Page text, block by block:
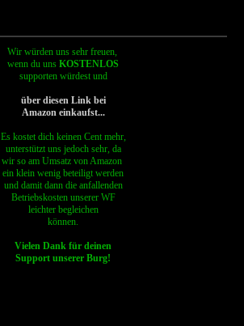
Wir würden uns sehr freuen,
wenn du uns KOSTENLOS
supporten würdest und
über diesen Link bei
Amazon einkaufst...
Es kostet dich keinen Cent mehr,
unterstützt uns jedoch sehr, da
wir so am Umsatz von Amazon
ein klein wenig beteiligt werden
und damit dann die anfallenden
Betriebskosten unserer WF
leichter begleichen
können.
Vielen Dank für deinen
Support unserer Burg!